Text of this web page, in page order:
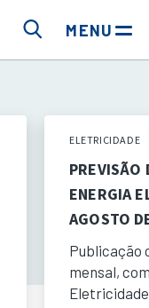
MENU
ELETRICIDADE
PREVISÃO
ENERGIA
AGOSTO
Publicação
mensal,
Eletricidade